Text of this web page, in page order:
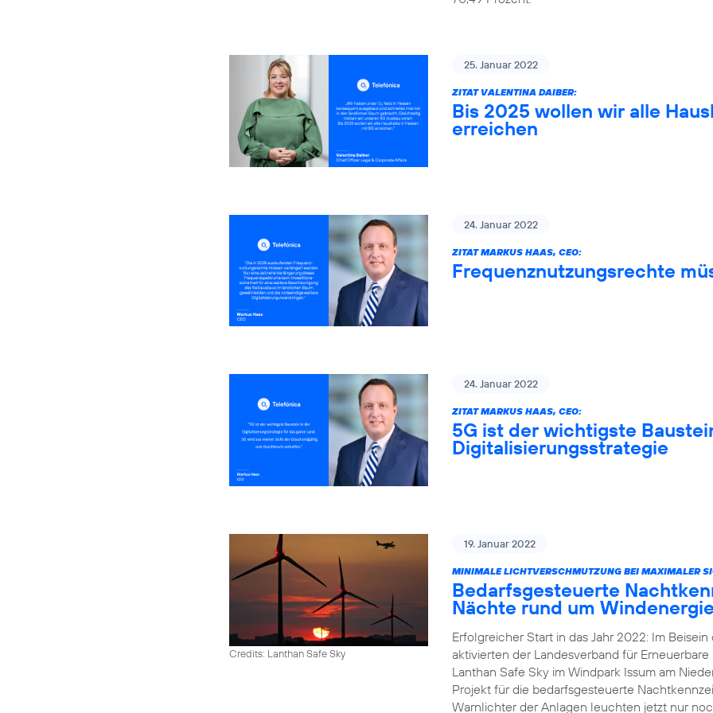
25. Januar 2022
ZITAT VALENTINA DAIBER:
Bis 2025 wollen wir alle
erreichen
24. Januar 2022
ZITAT MARKUS HAAS, CEO:
Frequenznutzungsrechte
24. Januar 2022
ZITAT MARKUS HAAS, CEO:
5G ist der wichtigste
Digitalisierungsstrategie
Credits: Lanthan Safe Sky
19. Januar 2022
MINIMALE LICHTVERSCHMUTZUNG BEI MAXIMALER
Bedarfsgesteuerte
Nächte rund um
Erfolgreicher Start in das Jahr 2022: Im
aktivierten der Landesverband für
Lanthan Safe Sky im Windpark Issum am
Projekt für die bedarfsgesteuerte
Warnlichter der Anlagen leuchten jetzt nur